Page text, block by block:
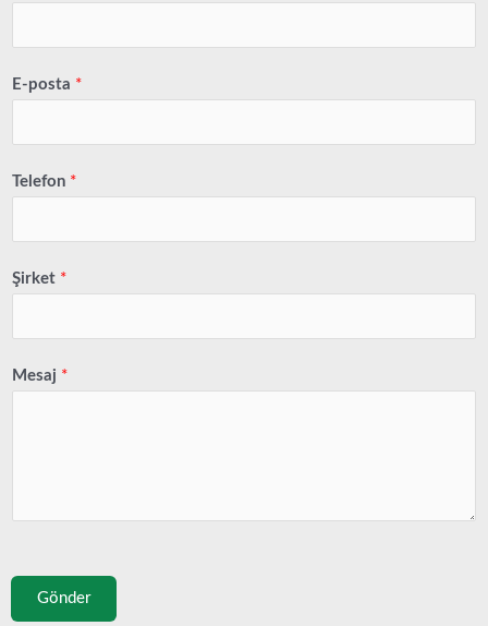
E-posta *
Telefon *
Şirket *
Mesaj *
Gönder